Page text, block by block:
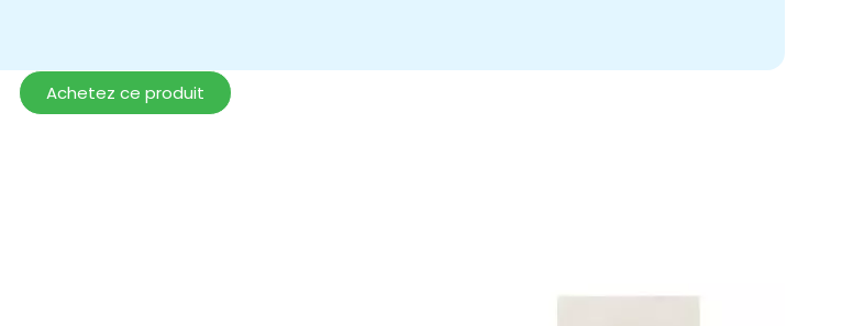
Achetez ce produit